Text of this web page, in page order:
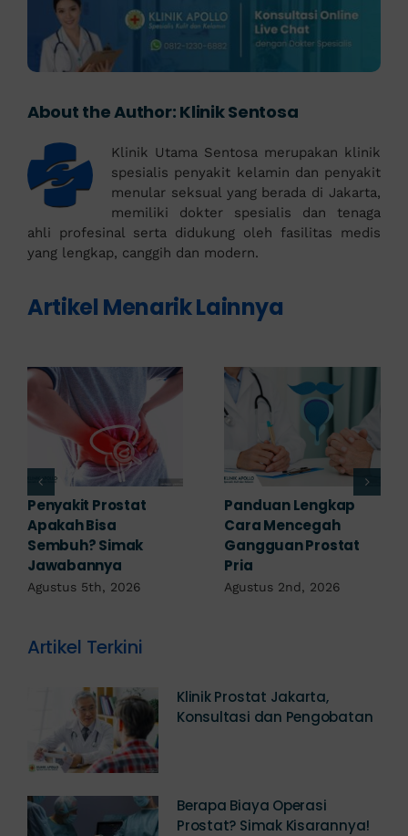
About the Author: Klinik Sentosa
Klinik Utama Sentosa merupakan klinik
spesialis penyakit kelamin dan penyakit
menular seksual yang berada di Jakarta,
memiliki dokter spesialis dan tenaga
ahli profesinal serta didukung oleh fasilitas medis
yang lengkap, canggih dan modern.
Artikel Menarik Lainnya
7 Komplikasi Prostat
yang Perlu
Diwaspadai Sejak Dini
Agustus 1st, 2026
Obat Penyakit
Prostat: Pilihan
Terapi Sesuai
Diagnosis
Juli 23rd, 2026
Artikel Terkini
Klinik Prostat Jakarta,
Konsultasi dan Pengobatan
Berapa Biaya Operasi
Prostat? Simak Kisarannya!